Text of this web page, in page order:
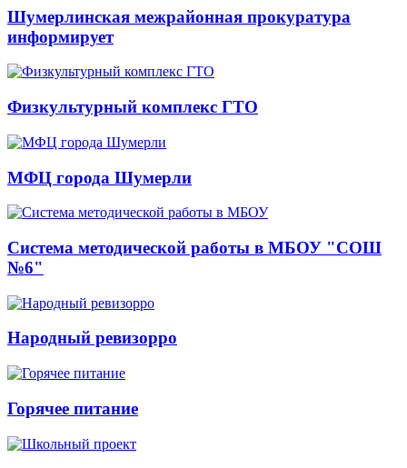
Шумерлинская межрайонная прокуратура
информирует
Физкультурный комплекс ГТО
МФЦ города Шумерли
Система методической работы в МБОУ "СОШ
№6"
Народный ревизорро
Горячее питание